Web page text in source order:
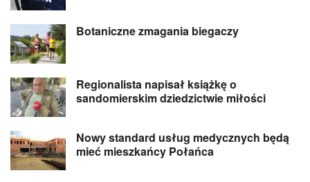
Botaniczne zmagania biegaczy
Regionalista napisał książkę o
sandomierskim dziedzictwie miłości
Nowy standard usług medycznych będą
mieć mieszkańcy Połańca